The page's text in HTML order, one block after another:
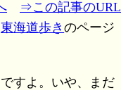
⇒この記事のURL
東海道歩きのページ
すよ。いや、まだ